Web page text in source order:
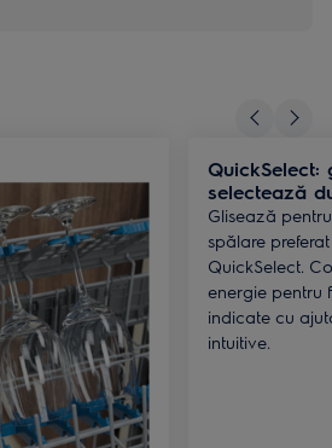
QuickSelect:
selectează
Glisează
spălare
QuickSelect.
energie pentru
indicate cu
intuitive.